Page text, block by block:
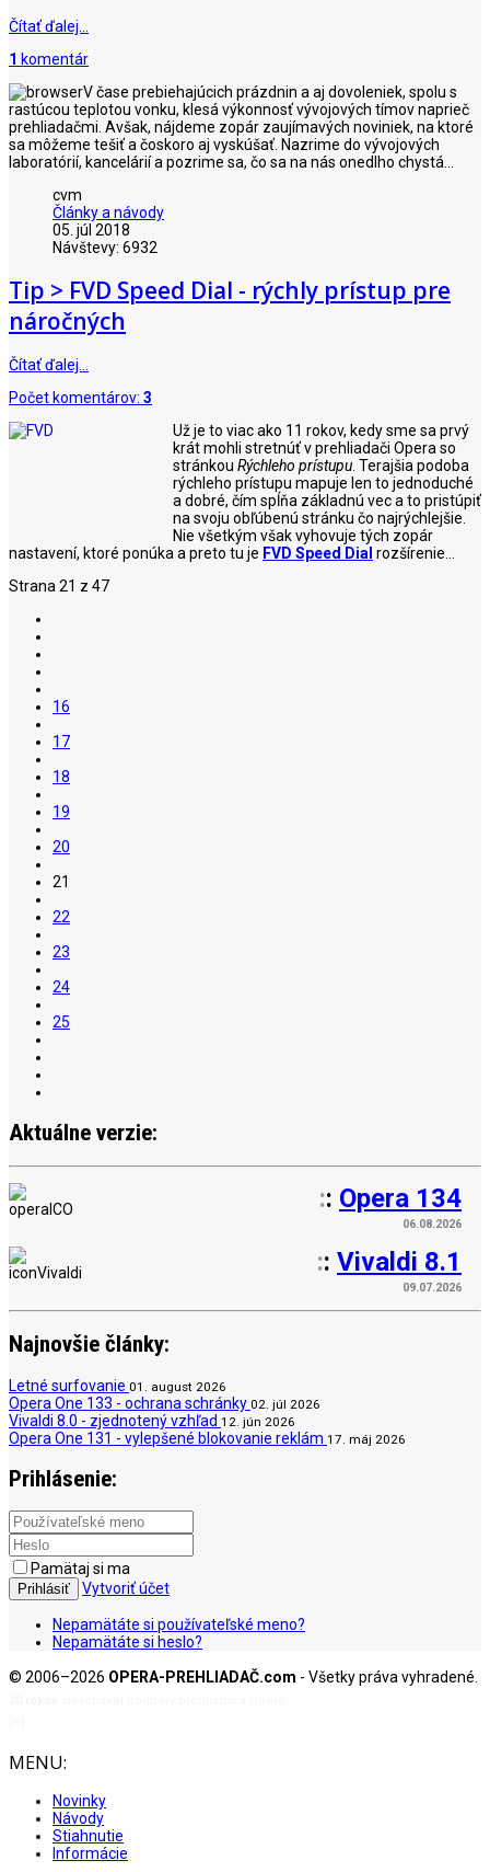
Čítať ďalej…
1 komentár
V čase prebiehajúcich prázdnin a aj dovoleniek, spolu s
rastúcou teplotou vonku, klesá výkonnosť vývojových tímov naprieč
prehliadačmi. Avšak, nájdeme zopár zaujímavých noviniek, na ktoré
sa môžeme tešiť a čoskoro aj vyskúšať. Nazrime do vývojových
laboratórií, kancelárií a pozrime sa, čo sa na nás onedlho chystá...
cvm
Články a návody
05. júl 2018
Návštevy: 6932
Tip > FVD Speed Dial - rýchly prístup pre
náročných
Čítať ďalej…
Počet komentárov: 3
Už je to viac ako 11 rokov, kedy sme sa prvý
krát mohli stretnúť v prehliadači Opera so
stránkou Rýchleho prístupu . Terajšia podoba
rýchleho prístupu mapuje len to jednoduché
a dobré, čím spĺňa základnú vec a to pristúpiť
na svoju obľúbenú stránku čo najrýchlejšie.
Nie všetkým však vyhovuje tých zopár
nastavení, ktoré ponúka a preto tu je FVD Speed Dial rozšírenie...
Strana 21 z 47
16
17
18
19
20
21
22
23
24
25
Aktuálne verzie:
:: Opera 134
06.08.2026
:: Vivaldi 8.1
09.07.2026
Najnovšie články:
Letné surfovanie 01. august 2026
Opera One 133 - ochrana schránky 02. júl 2026
Vivaldi 8.0 - zjednotený vzhľad 12. jún 2026
Opera One 131 - vylepšené blokovanie reklám 17. máj 2026
Prihlásenie:
Pamätaj si ma
Prihlásiť Vytvoriť účet
Nepamätáte si používateľské meno?
Nepamätáte si heslo?
© 2006–2026 OPERA-PREHLIADAČ.com - Všetky práva vyhradené.
MENU:
Novinky
Návody
Stiahnutie
Informácie